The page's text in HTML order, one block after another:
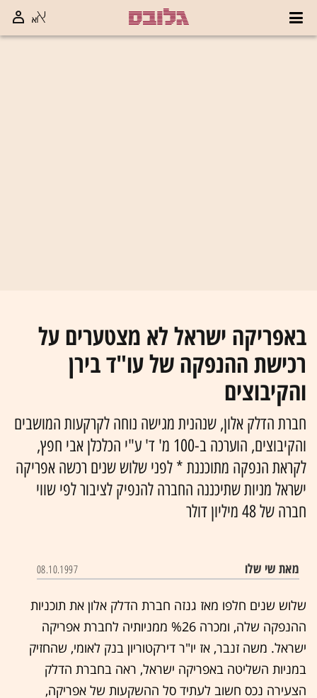
באפריקה ישראל לא מצטערים על
רכישת ההנפקה של עו"ד בירן
והקיבוצים
חברת הדלק אלון, שנהנית מגישה נוחה לקרקעות המושבים
והקיבוצים, הוערכה ב-100 מ' ד' ע"י הכלכלן אבי חפץ,
לקראת הנפקה מתוכננת * לפני שלוש שנים רכשה אפריקה
ישראל מניות שתיכננה החברה להנפיק לציבור לפי שווי
חברה של 48 מיליון דולר
מאת שי שלו 08.10.1997
שלוש שנים חלפו מאז גנזה חברת הדלק אלון את תוכניות
ההנפקה שלה, ומכרה %26 ממניותיה לחברת אפריקה
ישראל. משה זנבר, אז יו"ר דירקטוריון בנק לאומי, שהחזיק
במניות השליטה באפריקה ישראל, ראה בחברת הדלק
הצעירה נכס חשוב לעתיד סל ההשקעות של אפריקה,